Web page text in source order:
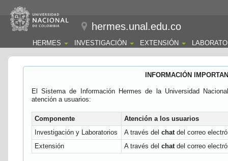
hermes.unal.edu.co
HERMES INVESTIGACIÓN EXTENSIÓN
INFORMACIÓN
El Sistema de Información Hermes de la Universidad
atención a usuarios:
Componente
Atención a los usuarios
Investigación y Laboratorios
A través del chatdel correo
Extensión
A través del chatdel correo